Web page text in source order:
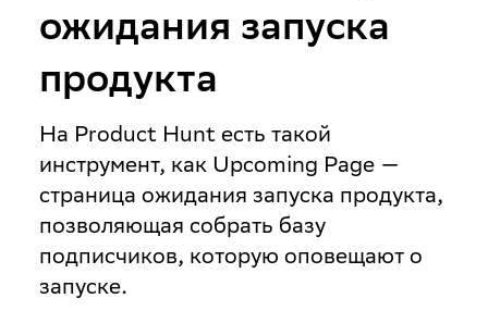
ожидания запуска
продукта
На Product Hunt есть такой
инструмент, как Upcoming Page —
страница ожидания запуска продукта,
позволяющая собрать базу
подписчиков, которую оповещают о
запуске.